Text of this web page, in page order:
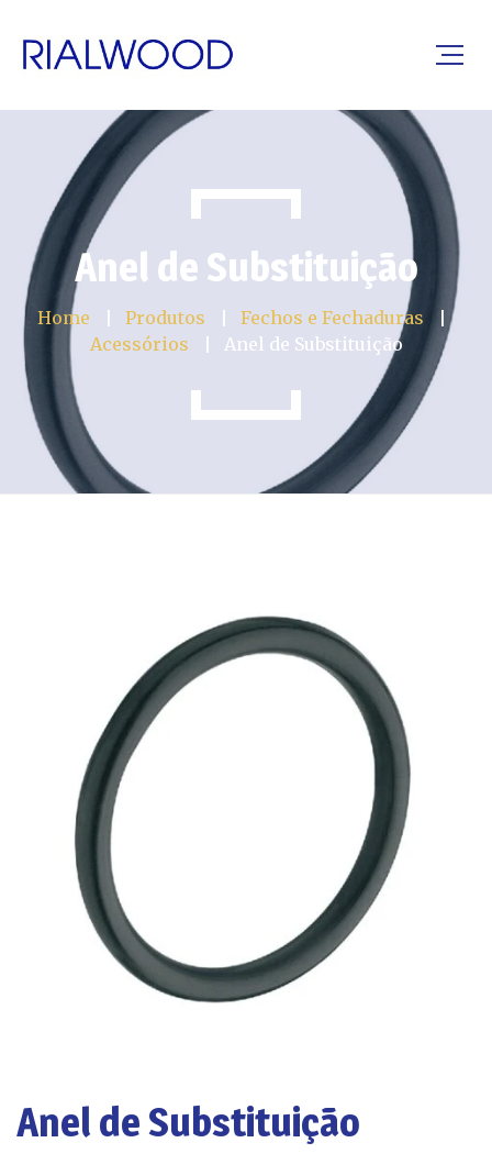
Anel de Substituição
Home Produtos
Fechos e Fechaduras
Acessórios
Anel de Substituição
Anel de Substituição